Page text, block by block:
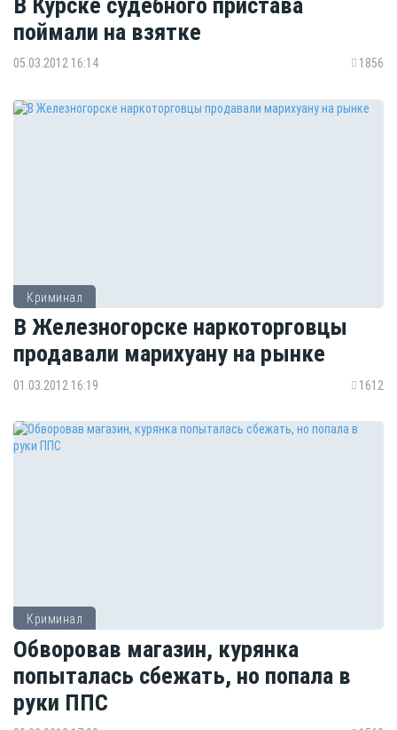
поймали на взятке
05.03.2012 16:14 1856
Криминал
В Железногорске наркоторговцы
продавали марихуану на рынке
01.03.2012 16:19 1612
Криминал
Обворовав магазин, курянка
попыталась сбежать, но попала в
руки ППС